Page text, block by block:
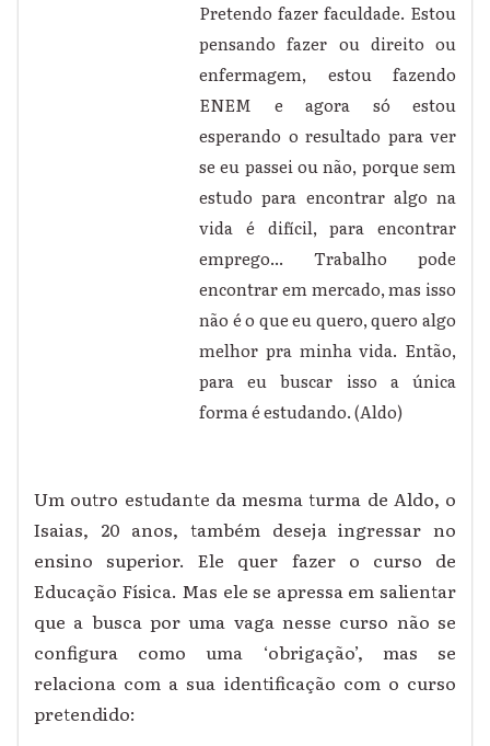
Pretendo fazer faculdade. Estou
pensando fazer ou direito ou
enfermagem, estou fazendo
ENEM e agora só estou
esperando o resultado para ver
se eu passei ou não, porque sem
estudo para encontrar algo na
vida é difícil, para encontrar
emprego... Trabalho pode
encontrar em mercado, mas isso
não é o que eu quero, quero algo
melhor pra minha vida. Então,
para eu buscar isso a única
forma é estudando. (Aldo)
Um outro estudante da mesma turma de Aldo, o
Isaias, 20 anos, também deseja ingressar no
ensino superior. Ele quer fazer o curso de
Educação Física. Mas ele se apressa em salientar
que a busca por uma vaga nesse curso não se
configura como uma ‘obrigação’, mas se
relaciona com a sua identificação com o curso
pretendido: